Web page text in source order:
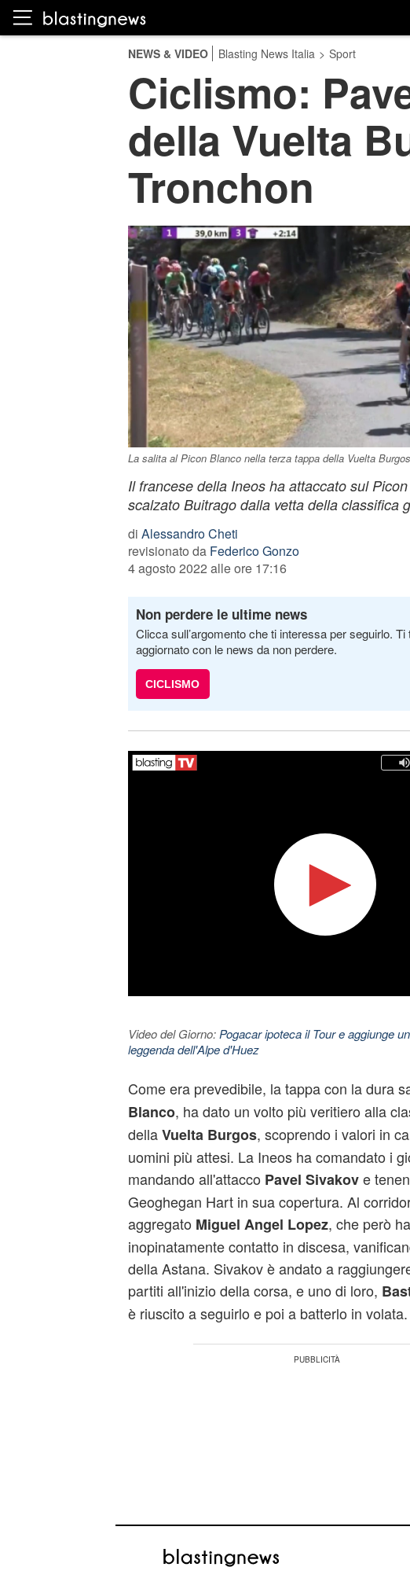
NEWS & VIDEO Blasting News Italia > Sport
Ciclismo:
della Vuelta
Tronchon
La salita al Picon Blanco nella terza tappa della Vuelta Burgos
Il francese della Ineos ha attaccato sul
scalzato Buitrago dalla vetta della classifica
di Alessandro Cheti
revisionato da Federico Gonzo
4 agosto 2022 alle ore 17:16
Non perdere le ultime news
Clicca sull’argomento che ti interessa per seguirlo. Ti
aggiornato con le news da non perdere.
CICLISMO
Video del Giorno: Pogacar ipoteca il Tour e aggiunge
leggenda dell'Alpe d'Huez
Come era prevedibile, la tappa con la dura
Blanco, ha dato un volto più veritiero alla
dellaVuelta Burgos, scoprendo i valori in
uomini più attesi. La Ineos ha comandato i
mandando all'attacco Pavel Sivakove
Geoghegan Hart in sua copertura. Al
aggregato Miguel Angel Lopez, che però
inopinatamente contatto in discesa,
della Astana. Sivakov è andato a
partiti all'inizio della corsa, e uno di loro,
è riuscito a seguirlo e poi a batterlo in volata.